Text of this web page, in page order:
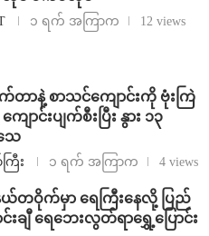
၁ ရက် အကြာက 12 views
တာနဲ့ စာသင်ကျောင်းကို ဗုံးကြဲ
ောင်းပျက်စီးပြီး နွား ၁၃
ေ
ြီး ၁ ရက် အကြာက 4 views
နယ်တဝိုက်မှာ ရေကြီးနေလို့ ပြည်
ချီ ရေဘေးလွတ်ရာရွှေ့ပြောင်း